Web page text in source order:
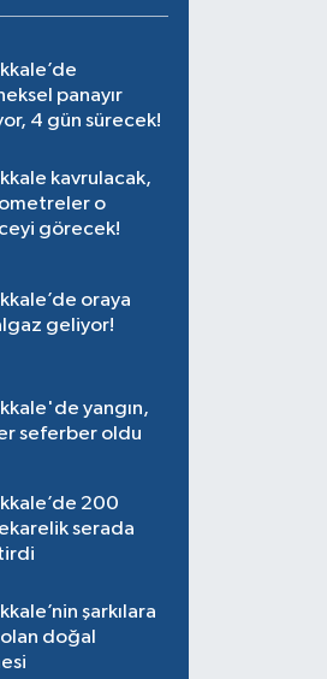
panayır
4 gün sürecek!
kavrulacak,
o
görecek!
oraya
geliyor!
yangın,
seferber oldu
200
serada
şarkılara
doğal